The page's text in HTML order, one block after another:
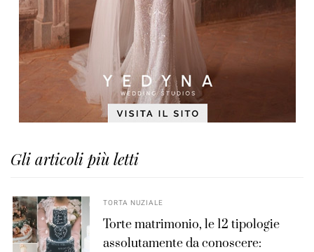
Gli articoli più letti
TORTA NUZIALE
Torte matrimonio, le 12 tipologie
assolutamente da conoscere: